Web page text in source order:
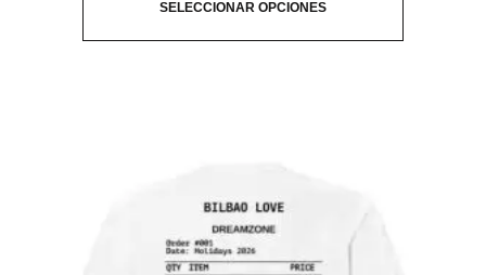
SELECCIONAR OPCIONES